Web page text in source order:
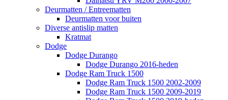
Deurmatten / Entreematten
Deurmatten voor buiten
Diverse antislip matten
Kratmat
Dodge
Dodge Durango
Dodge Durango 2016-heden
Dodge Ram Truck 1500
Dodge Ram Truck 1500 2002-2009
Dodge Ram Truck 1500 2009-2019